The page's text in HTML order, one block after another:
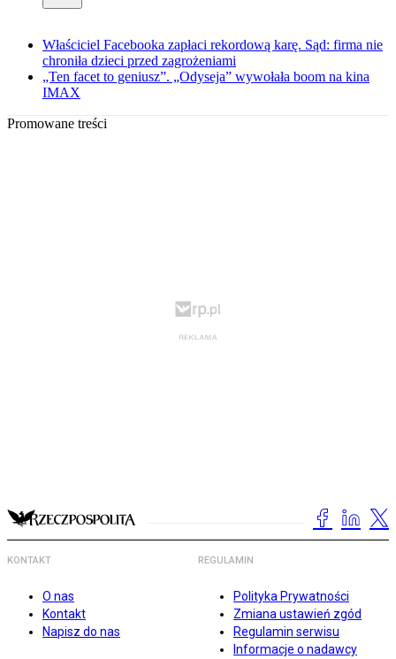
Właściciel Facebooka zapłaci rekordową karę. Sąd: firma nie
chroniła dzieci przed zagrożeniami
„Ten facet to geniusz”. „Odyseja” wywołała boom na kina
IMAX
Promowane treści
KONTAKT
O nas
Kontakt
Napisz do nas
REGULAMIN
Polityka Prywatności
Zmiana ustawień zgód
Regulamin serwisu
Informacje o nadawcy